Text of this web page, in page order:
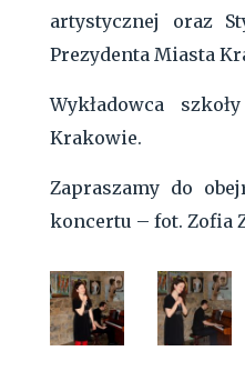
artystycznej oraz
Prezydenta Miasta
Wykładowca
Krakowie.
Zapraszamy do
koncertu – fot. Zofia